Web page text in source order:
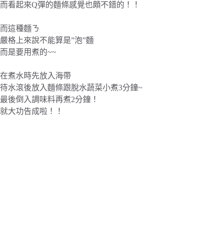
而看起來Q彈的麵條感覺也頗不錯的！！
而這種麵ㄋ
嚴格上來說不能算是”泡”麵
而是要用煮的~~
在煮水時先放入海帶
待水滾後放入麵條跟脫水蔬菜小煮3分鐘~
最後倒入調味料再煮2分鐘！
就大功告成啦！！